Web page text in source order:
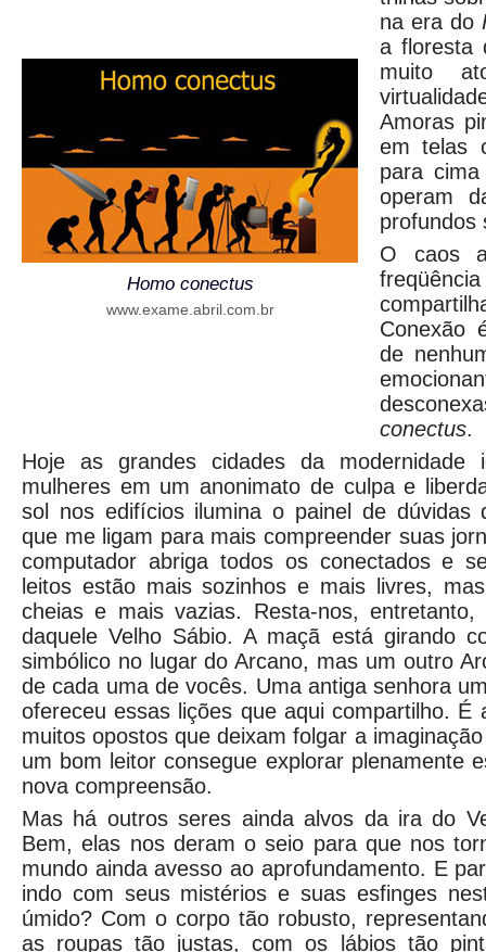
Homo conectus
www.exame.abril.com.br
na era do
a floresta
muito
Amoras
em telas
para
operam
profundos
O caos
Conexão
de
conectus.
Hoje as grandes cidades da modernidade
mulheres em um anonimato de culpa e
sol nos edifícios ilumina o painel de dúvidas
que me ligam para mais compreender suas
computador abriga todos os conectados e
leitos estão mais sozinhos e mais livres,
cheias e mais vazias. Resta-nos,
daquele Velho Sábio. A maçã está girando
simbólico no lugar do Arcano, mas um outro
de cada uma de vocês. Uma antiga senhora
ofereceu essas lições que aqui compartilho. É
muitos opostos que deixam folgar a
um bom leitor consegue explorar plenamente
nova compreensão.
Mas há outros seres ainda alvos da ira do
Bem, elas nos deram o seio para que nos
mundo ainda avesso ao aprofundamento. E
indo com seus mistérios e suas esfinges
úmido? Com o corpo tão robusto,
as roupas tão justas, com os lábios tão